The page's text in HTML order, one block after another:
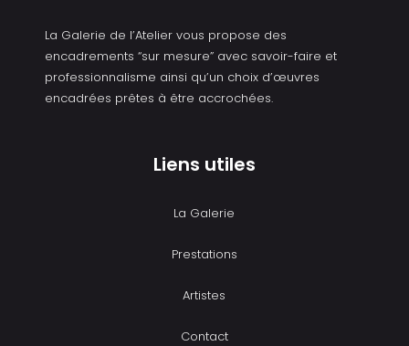
La Galerie de l’Atelier vous propose des
encadrements “sur mesure” avec savoir-faire et
professionnalisme ainsi qu’un choix d’œuvres
encadrées prêtes à être accrochées.
Liens utiles
La Galerie
Prestations
Artistes
Contact